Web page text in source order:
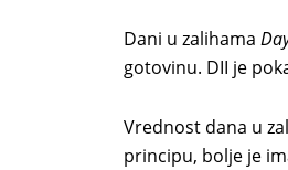
Dani u zalihama
gotovinu. DII je
Vrednost dana u
principu, bolje je